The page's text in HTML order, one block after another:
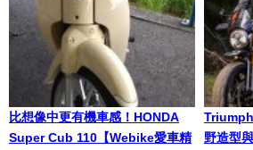
比想像中更有機車感！HONDA
Super Cub 110【Webike愛車精
野造型